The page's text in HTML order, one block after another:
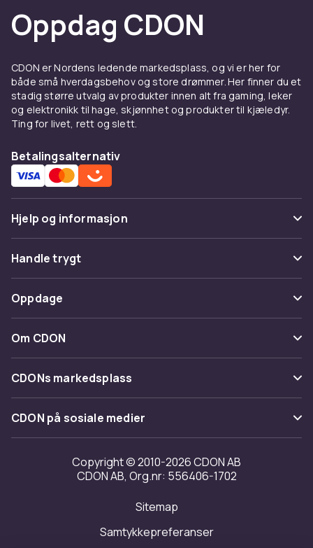
Oppdag CDON
CDON er Nordens ledende markedsplass, og vi er her for
både små hverdagsbehov og store drømmer. Her finner du et
stadig større utvalg av produkter innen alt fra gaming, leker
og elektronikk til hage, skjønnhet og produkter til kjæledyr.
Ting for livet, rett og slett.
Betalingsalternativ
Hjelp og informasjon
Vanlige spørsmål
Spor pakke
Angre & returner her
Kontakt oss
Handle trygt
Betaling
Levering
Tilbakekallinger
Oppdage
Kategorier
Varemerker
Om CDON
Om oss
Kundeanmeldelser
Jobbe på CDON
Investor relations
Tilgjengelighet
CDONs markedsplass
Merchant Help Center
CDON på sosiale medier
Copyright © 2010-2026 CDON AB
CDON AB, Org.nr: 556406-1702
Sitemap
Samtykkepreferanser